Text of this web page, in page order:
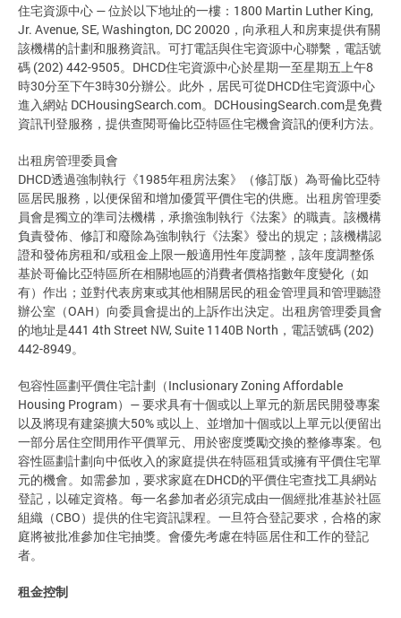
住宅資源中心 — 位於以下地址的一樓：1800 Martin Luther King,
Jr. Avenue, SE, Washington, DC 20020，向承租人和房東提供有關
該機構的計劃和服務資訊。可打電話與住宅資源中心聯繫，電話號
碼 (202) 442-9505。DHCD住宅資源中心於星期一至星期五上午8
時30分至下午3時30分辦公。此外，居民可從DHCD住宅資源中心
進入網站 DCHousingSearch.com。DCHousingSearch.com是免費
資訊刊登服務，提供查閱哥倫比亞特區住宅機會資訊的便利方法。
出租房管理委員會
DHCD透過強制執行《1985年租房法案》（修訂版）為哥倫比亞特
區居民服務，以便保留和增加優質平價住宅的供應。出租房管理委
員會是獨立的準司法機構，承擔強制執行《法案》的職責。該機構
負責發佈、修訂和廢除為強制執行《法案》發出的規定；該機構認
證和發佈房租和/或租金上限一般適用性年度調整，該年度調整係
基於哥倫比亞特區所在相關地區的消費者價格指數年度變化（如
有）作出；並對代表房東或其他相關居民的租金管理員和管理聽證
辦公室（OAH）向委員會提出的上訴作出決定。出租房管理委員會
的地址是441 4th Street NW, Suite 1140B North，電話號碼 (202)
442-8949。
包容性區劃平價住宅計劃（Inclusionary Zoning Affordable
Housing Program）— 要求具有十個或以上單元的新居民開發專案
以及將現有建築擴大50% 或以上、並增加十個或以上單元以便留出
一部分居住空間用作平價單元、用於密度獎勵交換的整修專案。包
容性區劃計劃向中低收入的家庭提供在特區租賃或擁有平價住宅單
元的機會。如需參加，要求家庭在DHCD的平價住宅查找工具網站
登記，以確定資格。每一名參加者必須完成由一個經批准基於社區
組織（CBO）提供的住宅資訊課程。一旦符合登記要求，合格的家
庭將被批准參加住宅抽獎。會優先考慮在特區居住和工作的登記
者。
租金控制